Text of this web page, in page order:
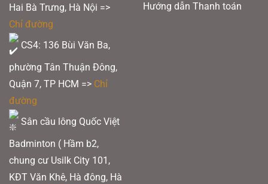
Hai Bà Trưng, Hà Nội =>
Chỉ đường
CS4: 136 Bùi Văn Ba,
phường Tân Thuận Đông,
Quận 7, TP HCM => Chỉ
đường
Sân cầu lông Quốc Việt
Badminton ( Hầm b2,
chung cư Usilk City 101,
KĐT Văn Khê, Hà đông, Hà
Hướng dẫn Thanh toán